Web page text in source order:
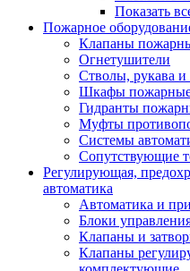
Показать
Пожарное
Клапаны
Огнетушители
Стволы, рукава
Шкафы
Гидранты
Муфты
Системы
Сопутствующие
Регулирующая,
автоматика
Автоматика и
Блоки
Клапаны и
Клапаны